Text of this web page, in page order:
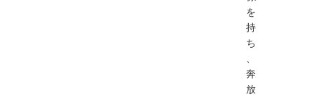
を
持
ち
、
奔
放